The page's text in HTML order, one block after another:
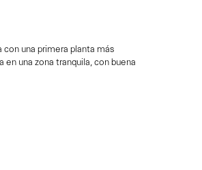
una primera planta más
una zona tranquila, con buena